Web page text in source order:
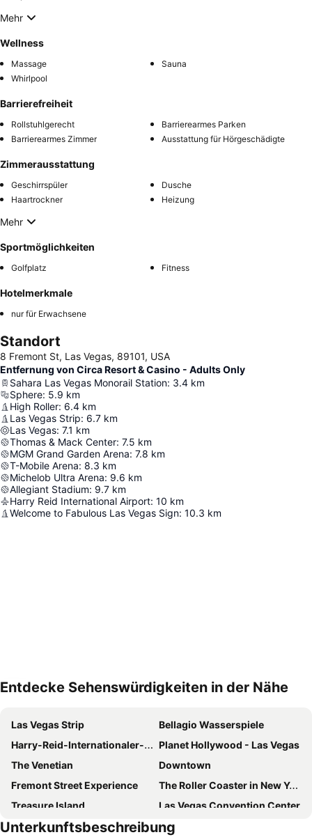
Mehr
Wellness
Massage
Sauna
Whirlpool
Barrierefreiheit
Rollstuhlgerecht
Barrierearmes Parken
Barrierearmes Zimmer
Ausstattung für Hörgeschädigte
Zimmerausstattung
Geschirrspüler
Dusche
Haartrockner
Heizung
Mehr
Sportmöglichkeiten
Golfplatz Fitness
Hotelmerkmale
nur für Erwachsene
Standort
8 Fremont St, Las Vegas, 89101, USA
Entfernung von Circa Resort & Casino - Adults Only
Sahara Las Vegas Monorail Station: 3.4 km
Sphere: 5.9 km
High Roller: 6.4 km
Las Vegas Strip: 6.7 km
Las Vegas: 7.1 km
Thomas & Mack Center: 7.5 km
MGM Grand Garden Arena: 7.8 km
T-Mobile Arena: 8.3 km
Michelob Ultra Arena: 9.6 km
Allegiant Stadium: 9.7 km
Harry Reid International Airport: 10 km
Welcome to Fabulous Las Vegas Sign: 10.3 km
Entdecke Sehenswürdigkeiten in der Nähe
Las Vegas Strip
Bellagio Wasserspiele
Harry-Reid-Internationaler-Flughafen
Planet Hollywood - Las Vegas
The Venetian
Downtown
Fremont Street Experience
The Roller Coaster in New York-New York Hotel & Casino
Treasure Island
Las Vegas Convention Center
Eiffel Tower Experience im Paris Las Vegas
Luxor Theater
Unterkunftsbeschreibung